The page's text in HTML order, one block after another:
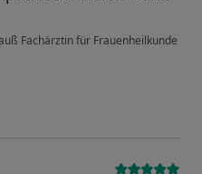
Fachärztin für Frauenheilkunde